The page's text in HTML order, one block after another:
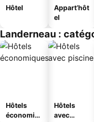
Hôtel
Appart’hôt
el
Landerneau :
Hôtels
économiq
Hôtels
avec